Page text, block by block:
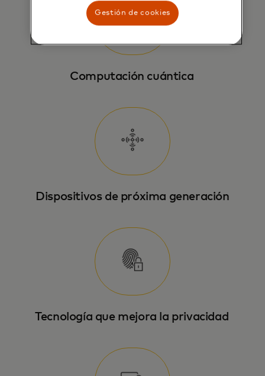
Computación cuántica
Dispositivos de próxima generación
Tecnología que mejora la privacidad
Gestión de cookies